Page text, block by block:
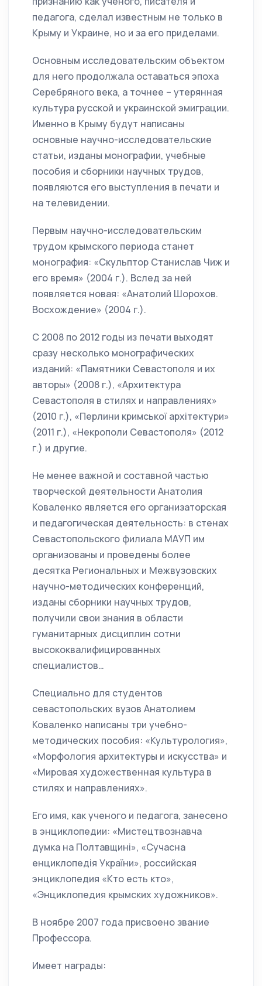
педагога, сделал известным не только в
Крыму и Украине, но и за его приделами.
Основным исследовательским объектом
для него продолжала оставаться эпоха
Серебряного века, а точнее – утерянная
культура русской и украинской эмиграции.
Именно в Крыму будут написаны
основные научно-исследовательские
статьи, изданы монографии, учебные
пособия и сборники научных трудов,
появляются его выступления в печати и
на телевидении.
Первым научно-исследовательским
трудом крымского периода станет
монография: «Скульптор Станислав Чиж и
его время» (2004 г.). Вслед за ней
появляется новая: «Анатолий Шорохов.
Восхождение» (2004 г.).
С 2008 по 2012 годы из печати выходят
сразу несколько монографических
изданий: «Памятники Севастополя и их
авторы» (2008 г.), «Архитектура
Севастополя в стилях и направлениях»
(2010 г.), «Перлини кримської архітектури»
(2011 г.), «Некрополи Севастополя» (2012
г.) и другие.
Не менее важной и составной частью
творческой деятельности Анатолия
Коваленко является его организаторская
и педагогическая деятельность: в стенах
Севастопольского филиала МАУП им
организованы и проведены более
десятка Региональных и Межвузовских
научно-методических конференций,
изданы сборники научных трудов,
получили свои знания в области
гуманитарных дисциплин сотни
высококвалифицированных
специалистов…
Специально для студентов
севастопольских вузов Анатолием
Коваленко написаны три учебно-
методических пособия: «Культурология»,
«Морфология архитектуры и искусства» и
«Мировая художественная культура в
стилях и направлениях».
Его имя, как ученого и педагога, занесено
в энциклопедии: «Мистецтвознавча
думка на Полтавщині», «Сучасна
енциклопедія України», российская
энциклопедия «Кто есть кто»,
«Энциклопедия крымских художников».
В ноябре 2007 года присвоено звание
Профессора.
Имеет награды: